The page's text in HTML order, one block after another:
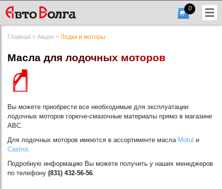
(831)
432-
56-
56
0
Главная > Акции > Лодки и моторы
Масла для лодочных моторов
Вы можете приобрести все необходимые для эксплуатации
лодочных моторов горюче-смазочные материалы прямо в магазине
АВС.
Для лодочных моторов имеются в ассортименте масла Motul и
Castrol
Подробную информацию Вы можете получить у наших менеджеров
по телефону (831) 432-56-56